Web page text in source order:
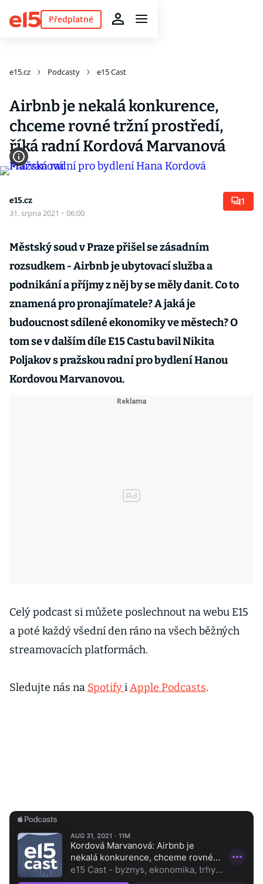
Předplatné
e15.cz Podcasty e15 Cast
Airbnb je nekalá konkurence,
chceme rovné tržní prostředí,
říká radní Kordová Marvanová
e15.cz
31. srpna 2021 · 06:00
1
Městský soud v Praze přišel se zásadním
rozsudkem - Airbnb je ubytovací služba a
podnikání a příjmy z něj by se měly danit. Co to
znamená pro pronajímatele? A jaká je
budoucnost sdílené ekonomiky ve městech? O
tom se v dalším díle E15 Castu bavil Nikita
Poljakov s pražskou radní pro bydlení Hanou
Kordovou Marvanovou.
Celý podcast si můžete poslechnout na webu E15
a poté každý všední den ráno na všech běžných
streamovacích platformách.
Sledujte nás na SpotifyiApple Podcasts.